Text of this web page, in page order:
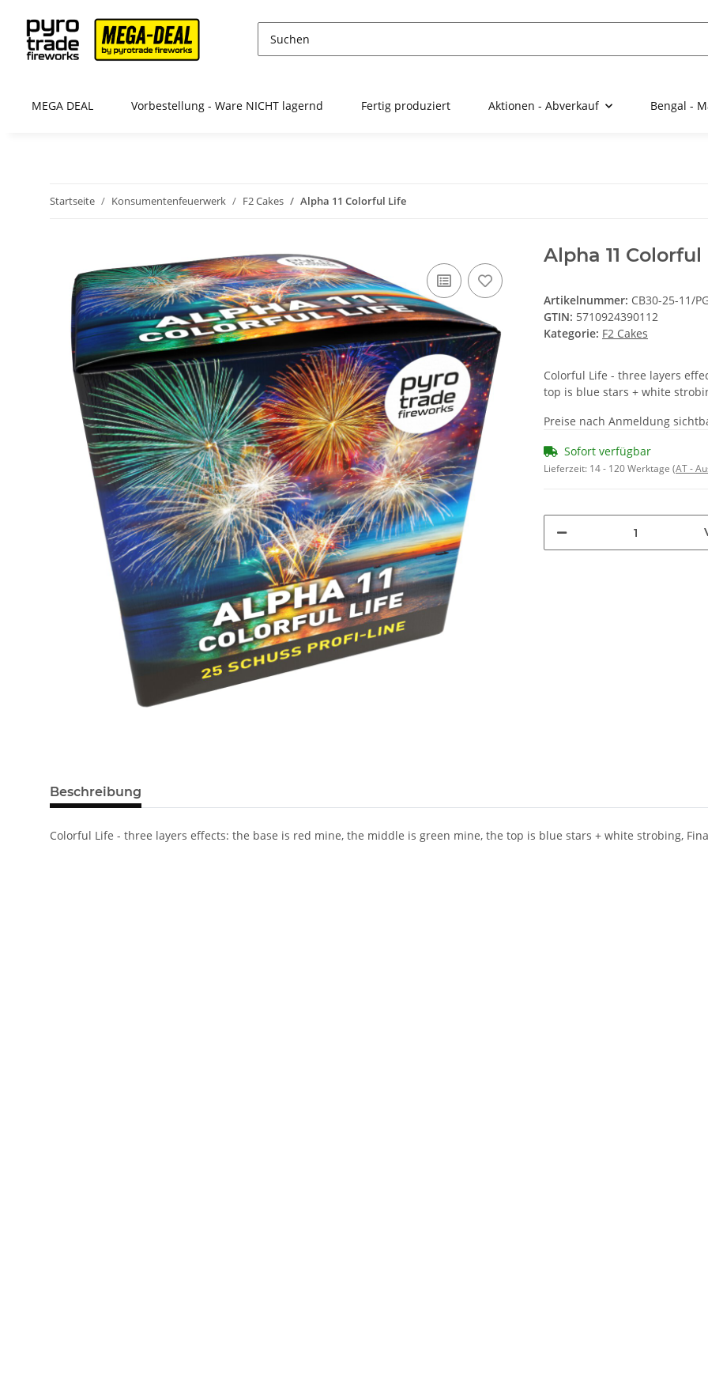
MEGA DEAL Vorbestellung - Ware NICHT lagernd Fertig produziert Aktionen - Abverkauf Bengal -
Startseite Konsumentenfeuerwerk F2 Cakes Alpha 11 Colorful Life
Alpha 11 Colorful
Artikelnummer: CB30-25-11/
GTIN: 5710924390112
Kategorie: F2 Cakes
Colorful Life - three layers
top is blue stars + white
Preise nach Anmeldung
Sofort verfügbar
Lieferzeit: 14 - 120 Werktage (AT -
Beschreibung
Colorful Life - three layers effects: the base is red mine, the middle is green mine, the top is blue stars + white strobing,